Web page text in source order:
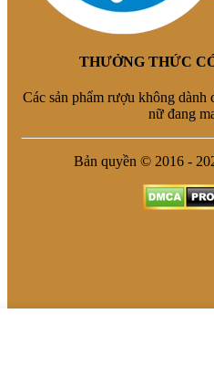
THƯỞNG THỨC
Các sản phẩm rượu không
nữ đang
Bản quyền © 2016 -